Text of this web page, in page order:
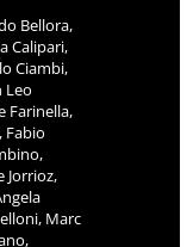
Bellora,
Calipari,
Ciambi,
Leo
Farinella,
Fabio
Jorrioz,
Marc